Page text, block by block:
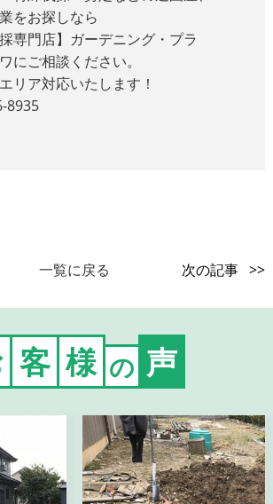
をお探しなら
採専門店】ガーデニング・プラ
にご相談ください。
リア対応いたします！
8935
一覧に戻る 次の記事 >>
客 様 の 声